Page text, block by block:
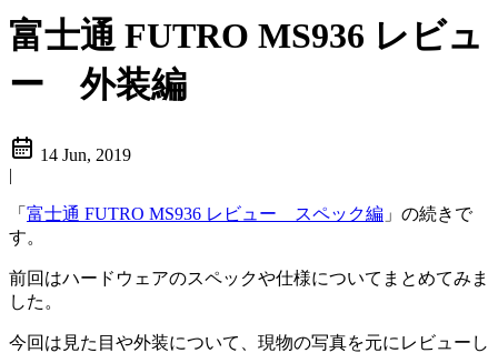
富士通 FUTRO MS936 レビュ
ー 外装編
14 Jun, 2019
|
「 富士通 FUTRO MS936 レビュー スペック編 」の続きで
す。
前回はハードウェアのスペックや仕様についてまとめてみま
した。
今回は見た目や外装について、現物の写真を元にレビューし